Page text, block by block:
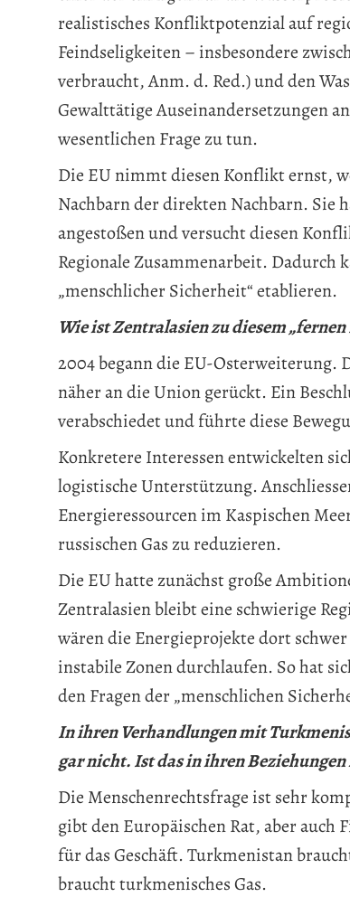
realistisches Konfliktpotenzial auf
Feindseligkeiten – insbesondere
verbraucht, Anm. d. Red.) und den
Gewalttätige Auseinandersetzungen
wesentlichen Frage zu tun.
Die EU nimmt diesen Konflikt ernst,
Nachbarn der direkten Nachbarn.
angestoßen und versucht diesen
Regionale Zusammenarbeit. Dadurch
„menschlicher Sicherheit“ etablieren.
Wie ist Zentralasien zu diesem
2004 begann die EU-Osterweiterung.
näher an die Union gerückt. Ein
verabschiedet und führte diese
Konkretere Interessen entwickelten
logistische Unterstützung.
Energieressourcen im Kaspischen
russischen Gas zu reduzieren.
Die EU hatte zunächst große
Zentralasien bleibt eine schwierige
wären die Energieprojekte dort
instabile Zonen durchlaufen. So hat
den Fragen der „menschlichen
In ihren Verhandlungen mit
gar nicht. Ist das in ihren Beziehungen
Die Menschenrechtsfrage ist sehr
gibt den Europäischen Rat, aber
für das Geschäft. Turkmenistan
braucht turkmenisches Gas.